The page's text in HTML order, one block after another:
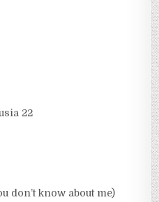
22
don’t know about me)